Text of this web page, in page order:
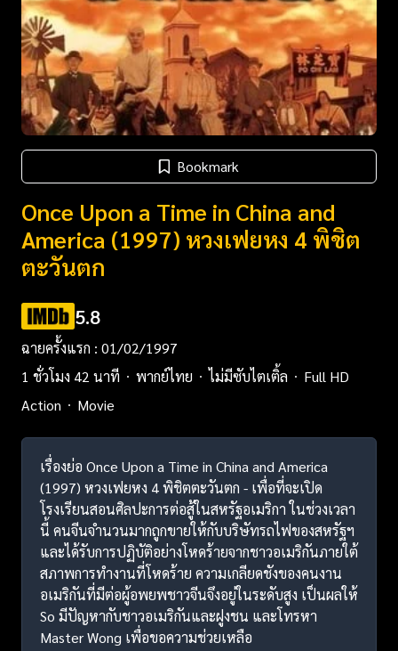
Bookmark
Once Upon a Time in China and
America (1997) หวงเฟยหง 4 พิชิต
ตะวันตก
5.8
ฉายครั้งแรก : 01/02/1997
1 ชั่วโมง 42 นาที
พากย์ไทย ไม่มีซับไตเติ้ล
Full HD
Action
Movie
เรื่องย่อ Once Upon a Time in China and America
(1997) หวงเฟยหง 4 พิชิตตะวันตก - เพื่อที่จะเปิด
โรงเรียนสอนศิลปะการต่อสู้ในสหรัฐอเมริกา ในช่วงเวลา
นี้ คนจีนจำนวนมากถูกขายให้กับบริษัทรถไฟของสหรัฐฯ
และได้รับการปฏิบัติอย่างโหดร้ายจากชาวอเมริกันภายใต้
สภาพการทำงานที่โหดร้าย ความเกลียดชังของคนงาน
อเมริกันที่มีต่อผู้อพยพชาวจีนจึงอยู่ในระดับสูง เป็นผลให้
So มีปัญหากับชาวอเมริกันและฝูงชน และโทรหา
Master Wong เพื่อขอความช่วยเหลือ